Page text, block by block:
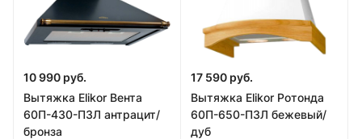
10 990 руб.
Вытяжка Elikor Вента
60П-430-П3Л антрацит/
бронза
17 590 руб.
Вытяжка Elikor Ротонда
60П-650-П3Л бежевый/
дуб